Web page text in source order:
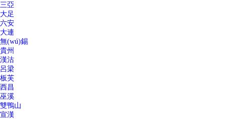
三亞
大足
六安
大連
無(wú)錫
貴州
漢沽
呂梁
板芙
西昌
巫溪
雙鴨山
宣漢